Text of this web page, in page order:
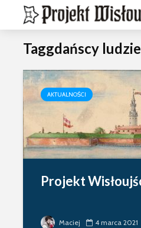
Taggdańscy
AKTUALNOŚCI
Projekt
Maciej 4 marca 2021